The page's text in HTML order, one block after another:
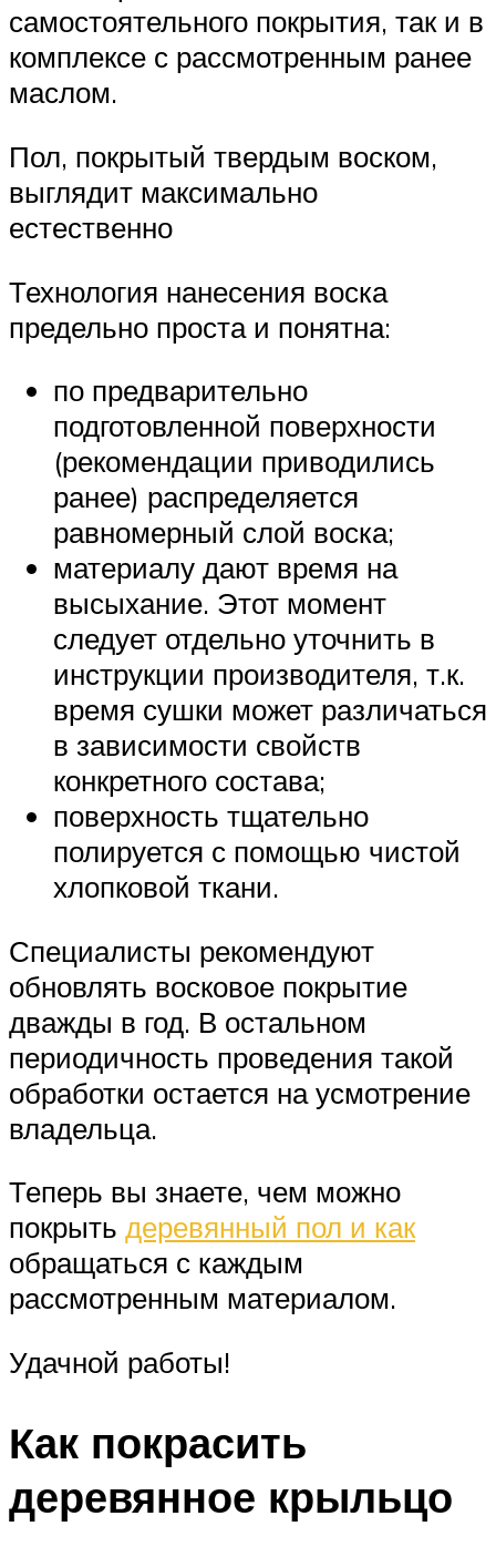
самостоятельного покрытия, так и в
комплексе с рассмотренным ранее
маслом.
Пол, покрытый твердым воском,
выглядит максимально
естественно
Технология нанесения воска
предельно проста и понятна:
по предварительно
подготовленной поверхности
(рекомендации приводились
ранее) распределяется
равномерный слой воска;
материалу дают время на
высыхание. Этот момент
следует отдельно уточнить в
инструкции производителя, т.к.
время сушки может различаться
в зависимости свойств
конкретного состава;
поверхность тщательно
полируется с помощью чистой
хлопковой ткани.
Специалисты рекомендуют
обновлять восковое покрытие
дважды в год. В остальном
периодичность проведения такой
обработки остается на усмотрение
владельца.
Теперь вы знаете, чем можно
покрыть деревянный пол и как
обращаться с каждым
рассмотренным материалом.
Удачной работы!
Как покрасить
деревянное крыльцо